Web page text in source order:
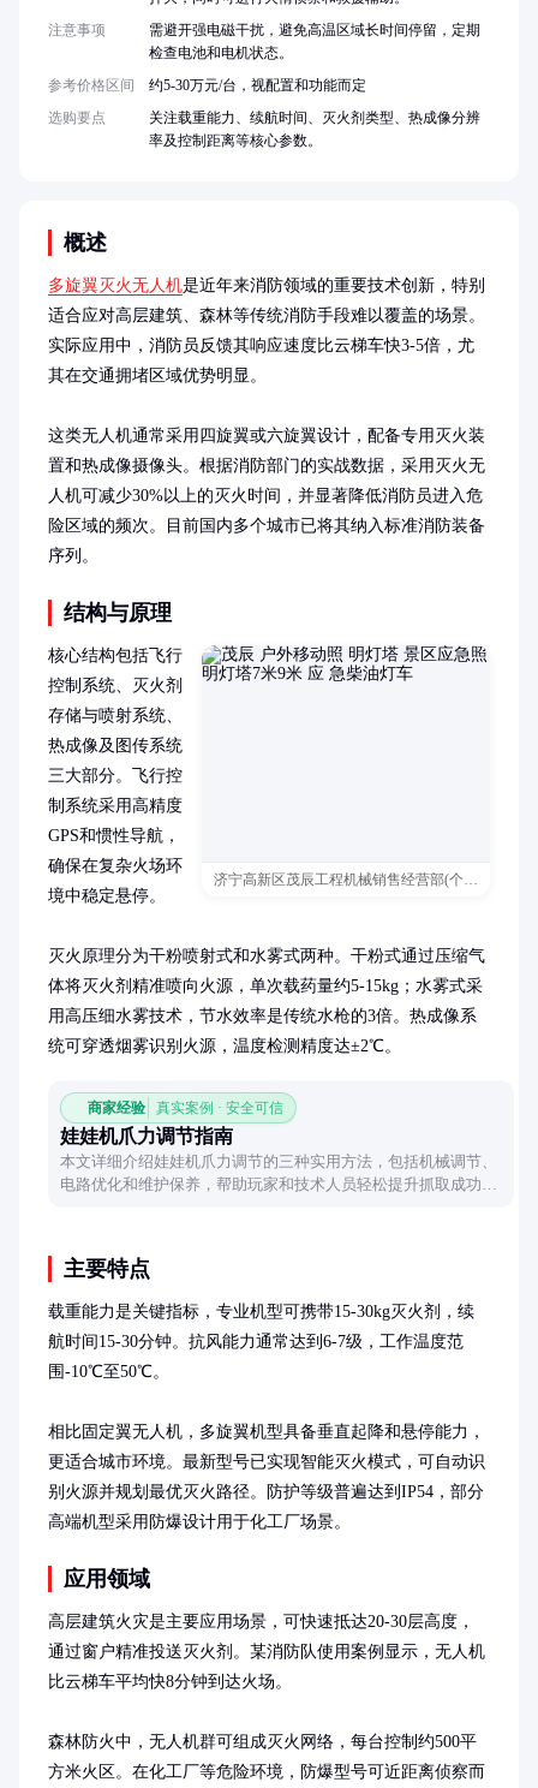
概述
多旋翼灭火无人机是近年来消防领域的重要技术创新，特别
适合应对高层建筑、森林等传统消防手段难以覆盖的场景。
实际应用中，消防员反馈其响应速度比云梯车快3-5倍，尤
其在交通拥堵区域优势明显。
这类无人机通常采用四旋翼或六旋翼设计，配备专用灭火装
置和热成像摄像头。根据消防部门的实战数据，采用灭火无
人机可减少30%以上的灭火时间，并显著降低消防员进入危
险区域的频次。目前国内多个城市已将其纳入标准消防装备
序列。
结构与原理
济宁高新区茂辰工程机械销售经营部(个体工商户)
核心结构包括飞行
控制系统、灭火剂
存储与喷射系统、
热成像及图传系统
三大部分。飞行控
制系统采用高精度
GPS和惯性导航，
确保在复杂火场环
境中稳定悬停。
灭火原理分为干粉喷射式和水雾式两种。干粉式通过压缩气
体将灭火剂精准喷向火源，单次载药量约5-15kg；水雾式采
用高压细水雾技术，节水效率是传统水枪的3倍。热成像系
统可穿透烟雾识别火源，温度检测精度达±2℃。
商家经验 真实案例 · 安全可信
娃娃机爪力调节指南
本文详细介绍娃娃机爪力调节的三种实用方法，包括机械调节、
电路优化和维护保养，帮助玩家和技术人员轻松提升抓取成功
主要特点
载重能力是关键指标，专业机型可携带15-30kg灭火剂，续
航时间15-30分钟。抗风能力通常达到6-7级，工作温度范
围-10℃至50℃。
相比固定翼无人机，多旋翼机型具备垂直起降和悬停能力，
更适合城市环境。最新型号已实现智能灭火模式，可自动识
别火源并规划最优灭火路径。防护等级普遍达到IP54，部分
高端机型采用防爆设计用于化工厂场景。
应用领域
高层建筑火灾是主要应用场景，可快速抵达20-30层高度，
通过窗户精准投送灭火剂。某消防队使用案例显示，无人机
比云梯车平均快8分钟到达火场。
森林防火中，无人机群可组成灭火网络，每台控制约500平
方米火区。在化工厂等危险环境，防爆型号可近距离侦察而
注意事项
需避开强电磁干扰，避免高温区域长时间停留，定期
检查电池和电机状态。
参考价格区间
约5-30万元/台，视配置和功能而定
选购要点
关注载重能力、续航时间、灭火剂类型、热成像分辨
率及控制距离等核心参数。